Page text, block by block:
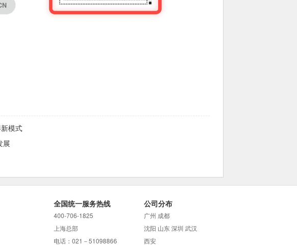
模式
展
全国统一服务热线
400-706-1825
上海总部
电话：021－51098866
公司分布
广州 成都
沈阳 山东 深圳 武汉
西安